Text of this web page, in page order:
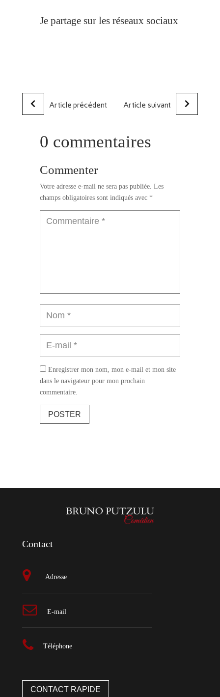
Je partage sur les réseaux sociaux
Article précédent Article suivant
0 commentaires
Commenter
Votre adresse e-mail ne sera pas publiée. Les
champs obligatoires sont indiqués avec *
Enregistrer mon nom, mon e-mail et mon site
dans le navigateur pour mon prochain
commentaire.
POSTER
Contact
Adresse
E-mail
Téléphone
CONTACT RAPIDE